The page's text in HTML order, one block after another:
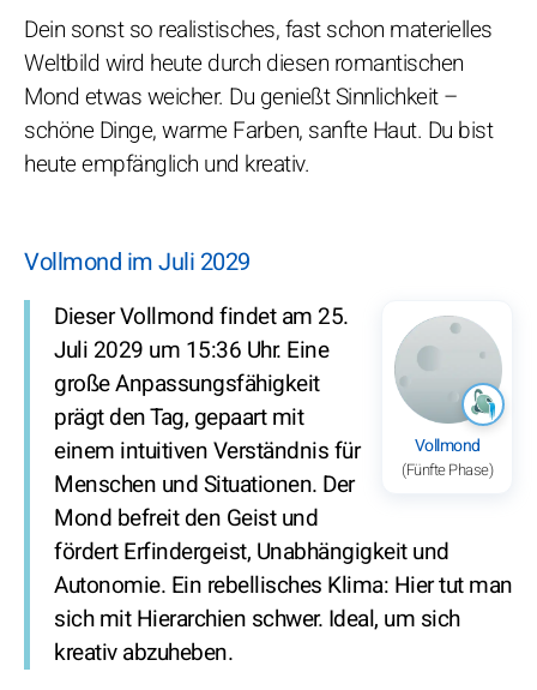
Dein sonst so realistisches, fast schon materielles
Weltbild wird heute durch diesen romantischen
Mond etwas weicher. Du genießt Sinnlichkeit –
schöne Dinge, warme Farben, sanfte Haut. Du bist
heute empfänglich und kreativ.
Vollmond im Juli 2029
Vollmond
(Fünfte Phase)
Dieser Vollmond findet am 25.
Juli 2029 um 15:36 Uhr. Eine
große Anpassungsfähigkeit
prägt den Tag, gepaart mit
einem intuitiven Verständnis für
Menschen und Situationen. Der
Mond befreit den Geist und
fördert Erfindergeist, Unabhängigkeit und
Autonomie. Ein rebellisches Klima: Hier tut man
sich mit Hierarchien schwer. Ideal, um sich
kreativ abzuheben.